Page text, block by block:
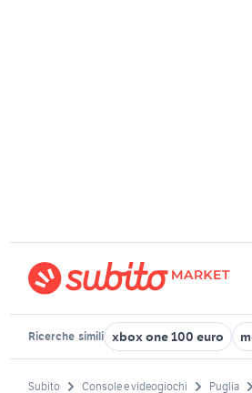
Ricerche simili xbox one 100 euro
Subito Console e videogiochi Puglia